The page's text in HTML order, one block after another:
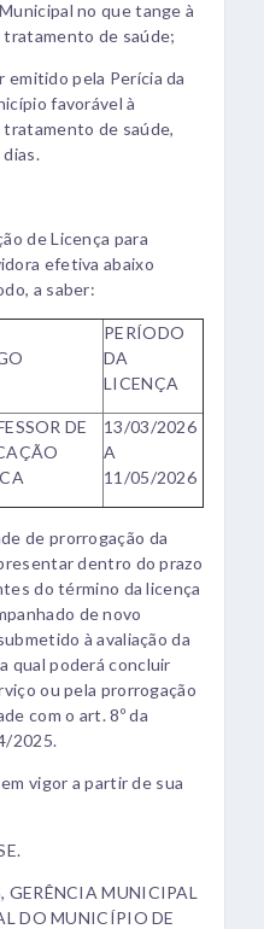
no que tange à
tratamento de saúde;
emitido pela Perícia da
favorável à
de saúde,
de Licença para
efetiva abaixo
a saber:
PERÍODO
DA
LICENÇA
DE
13/03/2026
A
11/05/2026
de prorrogação da
dentro do prazo
do término da licença
de novo
à avaliação da
qual poderá concluir
ou pela prorrogação
com o art. 8º da
2025.
vigor a partir de sua
MUNICIPAL
DO MUNICÍPIO DE